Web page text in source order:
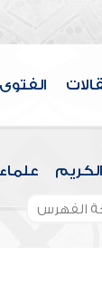
الفتوى
الكريم
الفهرس